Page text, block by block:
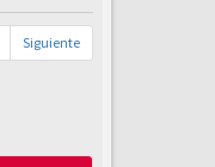
Siguiente